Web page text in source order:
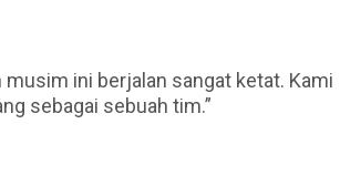
musim ini berjalan sangat ketat. Kami
sebagai sebuah tim.”